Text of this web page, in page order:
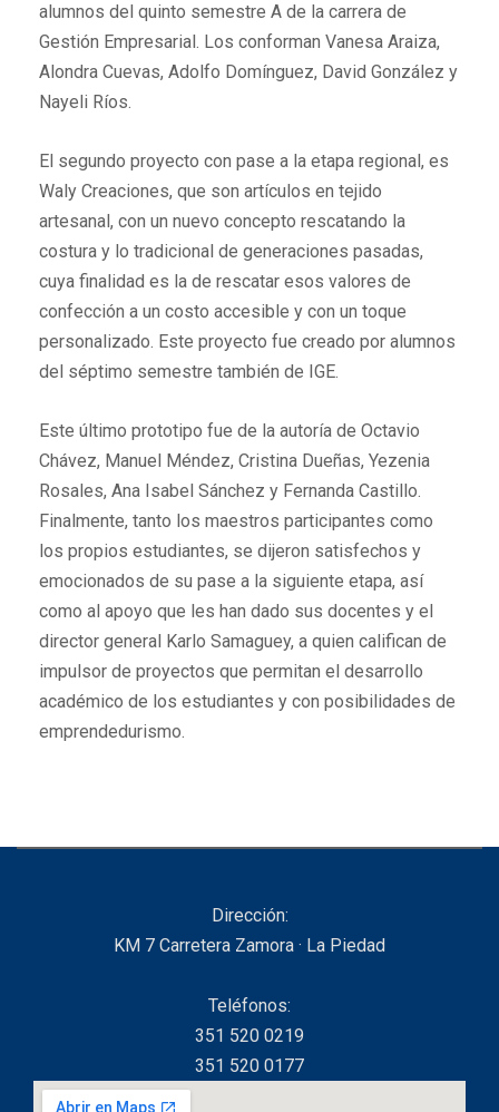
alumnos del quinto semestre A de la carrera de
Gestión Empresarial. Los conforman Vanesa Araiza,
Alondra Cuevas, Adolfo Domínguez, David González y
Nayeli Ríos.
El segundo proyecto con pase a la etapa regional, es
Waly Creaciones, que son artículos en tejido
artesanal, con un nuevo concepto rescatando la
costura y lo tradicional de generaciones pasadas,
cuya finalidad es la de rescatar esos valores de
confección a un costo accesible y con un toque
personalizado. Este proyecto fue creado por alumnos
del séptimo semestre también de IGE.
Este último prototipo fue de la autoría de Octavio
Chávez, Manuel Méndez, Cristina Dueñas, Yezenia
Rosales, Ana Isabel Sánchez y Fernanda Castillo.
Finalmente, tanto los maestros participantes como
los propios estudiantes, se dijeron satisfechos y
emocionados de su pase a la siguiente etapa, así
como al apoyo que les han dado sus docentes y el
director general Karlo Samaguey, a quien califican de
impulsor de proyectos que permitan el desarrollo
académico de los estudiantes y con posibilidades de
emprendedurismo.
Dirección:
KM 7 Carretera Zamora · La Piedad
Teléfonos:
351 520 0219
351 520 0177